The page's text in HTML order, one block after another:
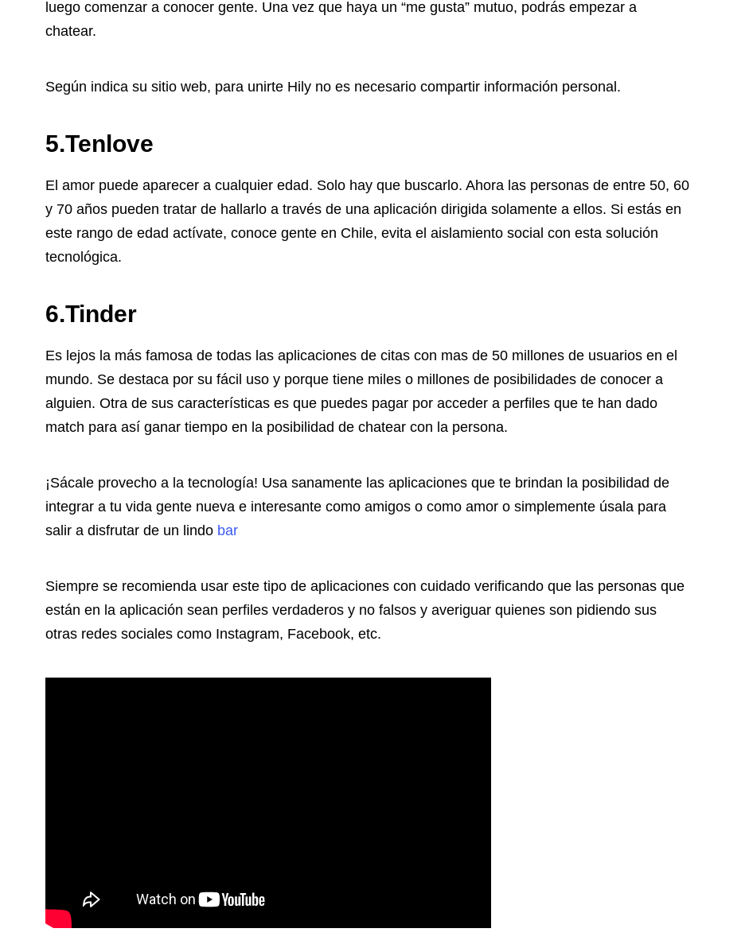
luego comenzar a conocer gente. Una vez que haya un “me gusta” mutuo, podrás empezar a
chatear.
Según indica su sitio web, para unirte Hily no es necesario compartir información personal.
5.Tenlove
El amor puede aparecer a cualquier edad. Solo hay que buscarlo. Ahora las personas de entre 50, 60
y 70 años pueden tratar de hallarlo a través de una aplicación dirigida solamente a ellos. Si estás en
este rango de edad actívate, conoce gente en Chile, evita el aislamiento social con esta solución
tecnológica.
6.Tinder
Es lejos la más famosa de todas las aplicaciones de citas con mas de 50 millones de usuarios en el
mundo. Se destaca por su fácil uso y porque tiene miles o millones de posibilidades de conocer a
alguien. Otra de sus características es que puedes pagar por acceder a perfiles que te han dado
match para así ganar tiempo en la posibilidad de chatear con la persona.
¡Sácale provecho a la tecnología! Usa sanamente las aplicaciones que te brindan la posibilidad de
integrar a tu vida gente nueva e interesante como amigos o como amor o simplemente úsala para
salir a disfrutar de un lindo bar
Siempre se recomienda usar este tipo de aplicaciones con cuidado verificando que las personas que
están en la aplicación sean perfiles verdaderos y no falsos y averiguar quienes son pidiendo sus
otras redes sociales como Instagram, Facebook, etc.